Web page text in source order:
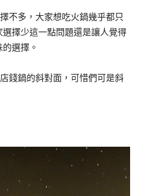
不多，大家想吃火鍋幾乎都只
擇少這一點問題還是讓人覺得
選擇。
錢鍋的斜對面，可惜們可是斜